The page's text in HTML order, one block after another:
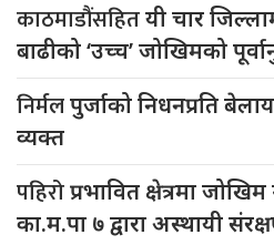
काठमाडौंसहितयी चार
बाढीको ‘उच्च’ जोखिमको
निर्मलपुर्जाको निधनप्रति
व्यक्त
पहिरोप्रभावित क्षेत्रमा
का.म.पा ७ द्वारा अस्थायी